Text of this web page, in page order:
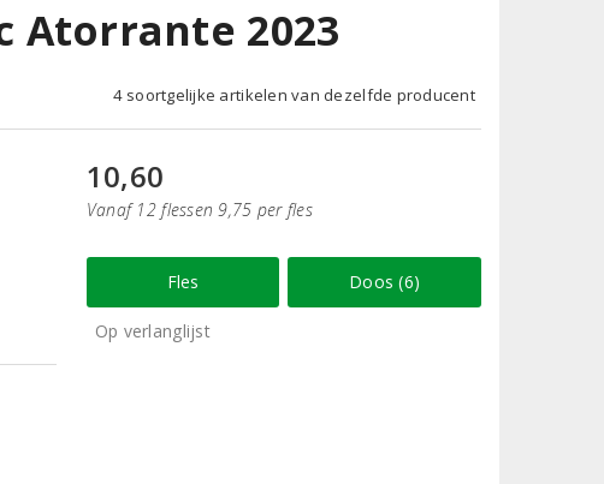
Atorrante 2023
4 soortgelijke artikelen van dezelfde producent
10,60
Vanaf 12 flessen 9,75 per fles
Fles Doos (6)
Op verlanglijst